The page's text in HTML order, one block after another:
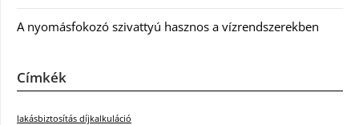
A nyomásfokozó szivattyú hasznos a vízrendszerekben
Címkék
lakásbiztosítás díjkalkuláció